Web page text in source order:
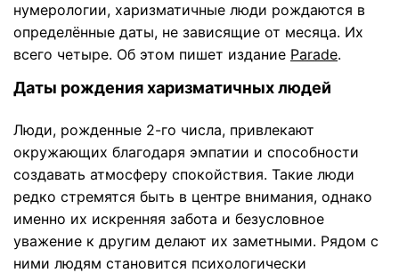
нумерологии, харизматичные люди рождаются в
определённые даты, не зависящие от месяца. Их
всего четыре. Об этом пишет издание Parade.
Даты рождения харизматичных людей
Люди, рожденные 2-го числа, привлекают
окружающих благодаря эмпатии и способности
создавать атмосферу спокойствия. Такие люди
редко стремятся быть в центре внимания, однако
именно их искренняя забота и безусловное
уважение к другим делают их заметными. Рядом с
ними людям становится психологически